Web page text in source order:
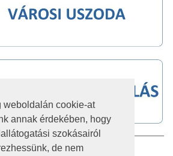
weboldalán cookie-at
annak érdekében, hogy
szokásairól
de nem